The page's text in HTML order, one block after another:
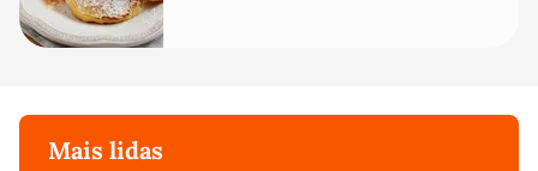
Mais lidas